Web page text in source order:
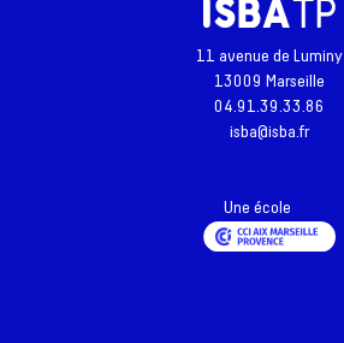
11 avenue de Luminy
13009 Marseille
04.91.39.33.86
isba@isba.fr
Une école